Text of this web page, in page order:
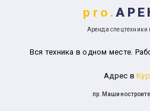
pro.
Аренда спецтехники
Вся техника в одном месте.
Адрес в
пр.